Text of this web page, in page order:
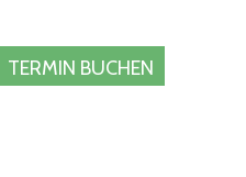
TERMIN BUCHEN